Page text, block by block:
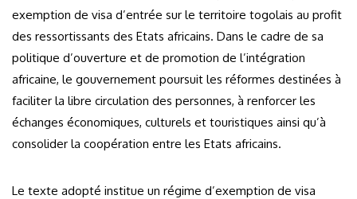
exemption de visa d’entrée sur le territoire togolais au profit
des ressortissants des Etats africains. Dans le cadre de sa
politique d’ouverture et de promotion de l’intégration
africaine, le gouvernement poursuit les réformes destinées à
faciliter la libre circulation des personnes, à renforcer les
échanges économiques, culturels et touristiques ainsi qu’à
consolider la coopération entre les Etats africains.
Le texte adopté institue un régime d’exemption de visa